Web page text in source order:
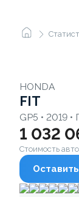
HONDA
FIT
GP5 • 2019
1 032
Стоимость